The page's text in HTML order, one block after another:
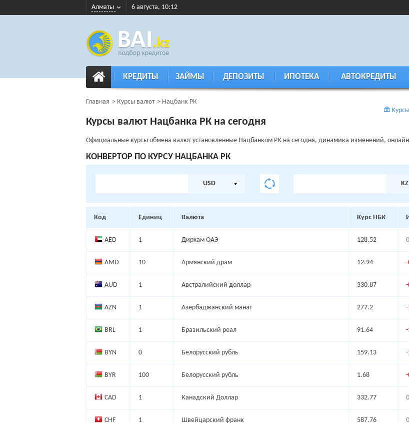
Алматы 6 августа, 10:12
КРЕДИТЫ ЗАЙМЫ ДЕПОЗИТЫ ИПОТЕКА АВТОКРЕДИТЫ
Главная Курсы валют Нацбанк РК
Курсы валют Нацбанка РК на сегодня
Официальные курсы обмена валют установленные Нацбанком РК на сегодня, динамика изменений, онлайн
КОНВЕРТOР ПО КУРСУ НАЦБАНКА РК
USD
Код Единиц Валюта Курс НБК
AED 1 Дирхам ОАЭ 128.52 0
AMD 10 Армянский драм 12.94
AUD 1 Австралийский доллар 330.87
AZN 1 Азербаджанский манат 277.2
BRL 1 Бразильский реал 91.64
BYN 0 Белорусский рубль 159.13
BYR 100 Белорусский рубль 1.68
CAD 1 Канадский Доллар 332.77 0
CHF 1 Швейцарский франк 587.76 0